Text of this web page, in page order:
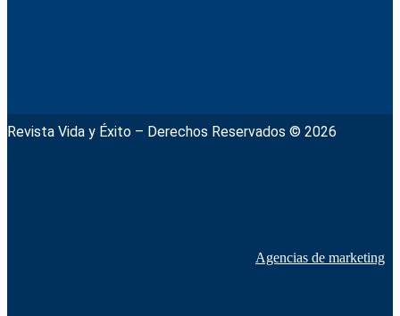
Revista Vida y Éxito – Derechos Reservados © 2026
Agencias de marketing